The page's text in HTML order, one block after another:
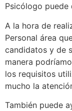
Psicólogo puede
A la hora de
Personal área
candidatos y de
manera
los requisitos
mucho la
También puede